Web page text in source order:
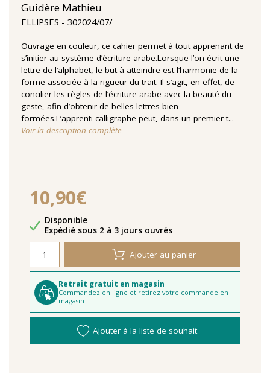
Guidère Mathieu
ELLIPSES 30‏/07‏/2024
Ouvrage en couleur, ce cahier permet à tout apprenant de
s’initier au système d’écriture arabe.Lorsque l’on écrit une
lettre de l’alphabet, le but à atteindre est l’harmonie de la
forme associée à la rigueur du trait. Il s’agit, en effet, de
concilier les règles de l’écriture arabe avec la beauté du
geste, afin d’obtenir de belles lettres bien
formées.L’apprenti calligraphe peut, dans un premier t...
Voir la description complète
10,90€
Disponibilité
Disponible
Délais de livraison
Expédié sous 2 à 3 jours ouvrés
Ajouter au panier
Retrait gratuit en magasin
Commandez en ligne et retirez votre commande en
magasin
Ajouter à la liste de souhait